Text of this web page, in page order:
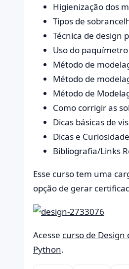
Higienização dos
Tipos de
Técnica de design
Uso do
Método de
Método de
Método de
Como corrigir as
Dicas básicas de
Dicas e
Bibliografia/Links
Esse curso tem uma
opção de gerar
Acesse curso de Design
Python.